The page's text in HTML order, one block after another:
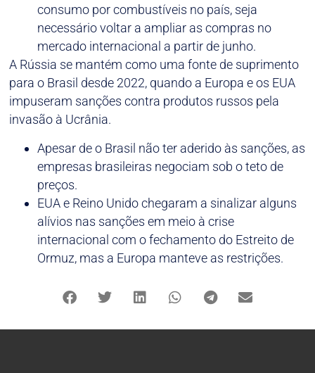
consumo por combustíveis no país, seja
necessário voltar a ampliar as compras no
mercado internacional a partir de junho.
A Rússia se mantém como uma fonte de suprimento
para o Brasil desde 2022, quando a Europa e os EUA
impuseram sanções contra produtos russos pela
invasão à Ucrânia.
Apesar de o Brasil não ter aderido às sanções, as
empresas brasileiras negociam sob o teto de
preços.
EUA e Reino Unido chegaram a sinalizar alguns
alívios nas sanções em meio à crise
internacional com o fechamento do Estreito de
Ormuz, mas a Europa manteve as restrições.